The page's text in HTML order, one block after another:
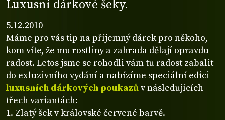
Luxusní dárkové šeky.
5.12.2010
Máme pro vás tip na příjemný dárek pro někoho,
kom víte, že mu rostliny a zahrada dělají opravdu
radost. Letos jsme se rohodli vám tu radost zabalit
do exluzivního vydání a nabízíme speciální edici
luxusních dárkových poukazův následujících
třech variantách:
1. Zlatý šek v královské červené barvě.